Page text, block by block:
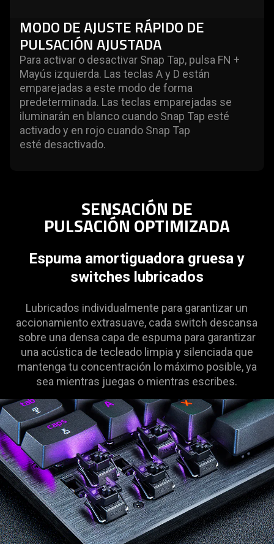
MODO DE AJUSTE RÁPIDO DE
PULSACIÓN AJUSTADA
Para activar o desactivar Snap Tap, pulsa FN +
Mayús izquierda. Las teclas A y D están
emparejadas a este modo de forma
predeterminada. Las teclas emparejadas se
iluminarán en blanco cuando Snap Tap esté
activado y en rojo cuando Snap Tap
esté desactivado.
SENSACIÓN DE
PULSACIÓN OPTIMIZADA
Espuma amortiguadora gruesa y
switches lubricados
Lubricados individualmente para garantizar un
accionamiento extrasuave, cada switch descansa
sobre una densa capa de espuma para garantizar
una acústica de tecleado limpia y silenciada que
mantenga tu concentración lo máximo posible, ya
sea mientras juegas o mientras escribes.